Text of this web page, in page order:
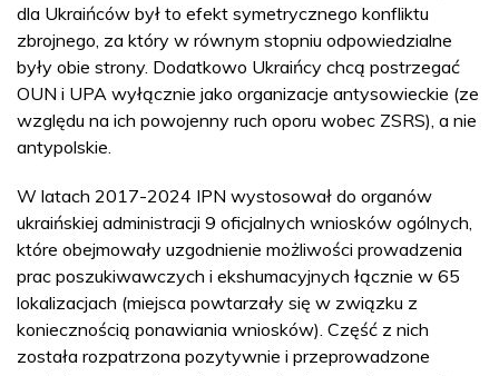
dla Ukraińców był to efekt symetrycznego konfliktu
zbrojnego, za który w równym stopniu odpowiedzialne
były obie strony. Dodatkowo Ukraińcy chcą postrzegać
OUN i UPA wyłącznie jako organizacje antysowieckie (ze
względu na ich powojenny ruch oporu wobec ZSRS), a nie
antypolskie.
W latach 2017-2024 IPN wystosował do organów
ukraińskiej administracji 9 oficjalnych wniosków ogólnych,
które obejmowały uzgodnienie możliwości prowadzenia
prac poszukiwawczych i ekshumacyjnych łącznie w 65
lokalizacjach (miejsca powtarzały się w związku z
koniecznością ponawiania wniosków). Część z nich
została rozpatrzona pozytywnie i przeprowadzone